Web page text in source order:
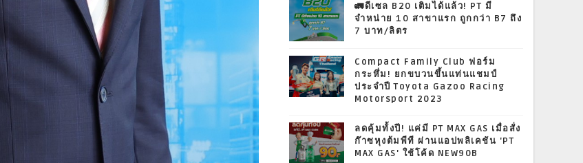
🚛ดีเซล B20 เติมได้แล้ว! PT มี
จำหน่าย 10 สาขาแรก ถูกกว่า B7 ถึง
7 บาท/ลิตร
Compact Family Club ฟอร์ม
กระหึ่ม! ยกขบวนขึ้นแท่นแชมป์
ประจำปี Toyota Gazoo Racing
Motorsport 2023
ลดคุ้มทั้งปี! แค่มี PT MAX GAS เมื่อสั่ง
ก๊าซหุงต้มพีที ผ่านแอปพลิเคชัน 'PT
MAX GAS' ใช้โค้ด NEW90B